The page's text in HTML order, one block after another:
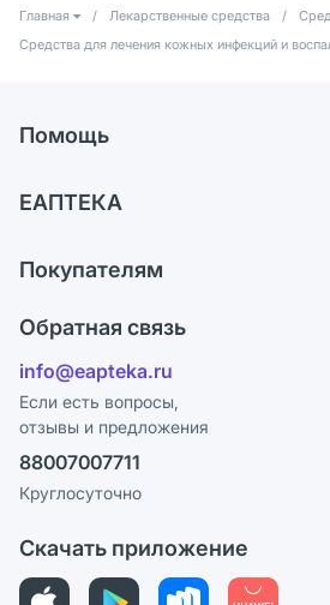
Главная / Лекарственные средства /
Средства для лечения кожных инфекций и
Помощь
Обмен и возврат
Блог
ЕАПТЕКА
Карьера
Поставщики
Лицензия
Реклама на сайте
Ваши товары на ЕАПТЕКЕ
Покупателям
Программа СберСпасибо
Политика конфиденциальности
Пользовательское соглашение
Политика рекомендаций
Этика и соответствие
Политика в отношении обработки
Обратная связь
info@eapteka.ru
Если есть вопросы,
отзывы и предложения
88007007711
Круглосуточно
Скачать приложение